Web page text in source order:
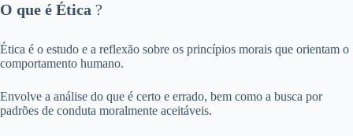
O que é Ética ?
Ética é o estudo e a reflexão sobre os princípios morais que orientam o
comportamento humano.
Envolve a análise do que é certo e errado, bem como a busca por
padrões de conduta moralmente aceitáveis.